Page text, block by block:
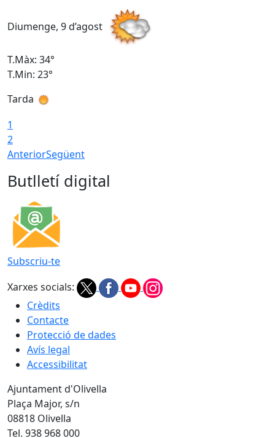
Diumenge, 9 d’agost
T.Màx: 34°
T.Min: 23°
Tarda
1
2
AnteriorSegüent
Butlletí digital
Subscriu-te
Xarxes socials:
Crèdits
Contacte
Protecció de dades
Avís legal
Accessibilitat
Ajuntament d'Olivella
Plaça Major, s/n
08818 Olivella
Tel. 938 968 000